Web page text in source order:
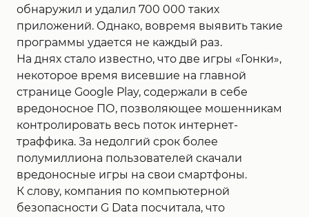
обнаружил и удалил 700 000 таких
приложений. Однако, вовремя выявить такие
программы удается не каждый раз.
На днях стало известно, что две игры «Гонки»,
некоторое время висевшие на главной
странице Google Play, содержали в себе
вредоносное ПО, позволяющее мошенникам
контролировать весь поток интернет-
траффика. За недолгий срок более
полумиллиона пользователей скачали
вредоносные игры на свои смартфоны.
К слову, компания по компьютерной
безопасности G Data посчитала, что